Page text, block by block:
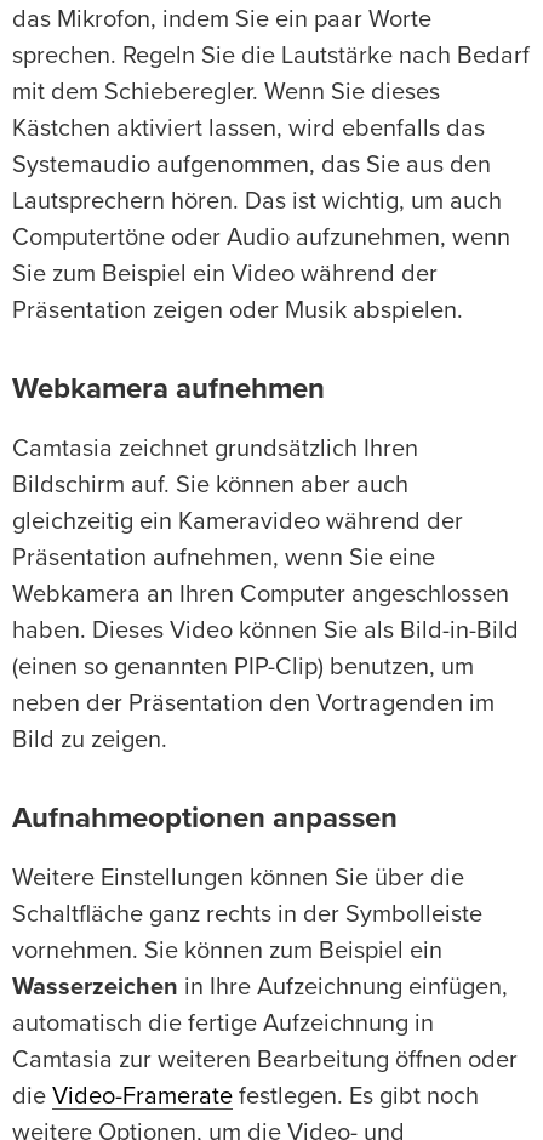
das Mikrofon, indem Sie ein paar Worte
sprechen. Regeln Sie die Lautstärke nach Bedarf
mit dem Schieberegler. Wenn Sie dieses
Kästchen aktiviert lassen, wird ebenfalls das
Systemaudio aufgenommen, das Sie aus den
Lautsprechern hören. Das ist wichtig, um auch
Computertöne oder Audio aufzunehmen, wenn
Sie zum Beispiel ein Video während der
Präsentation zeigen oder Musik abspielen.
Webkamera aufnehmen
Camtasia zeichnet grundsätzlich Ihren
Bildschirm auf. Sie können aber auch
gleichzeitig ein Kameravideo während der
Präsentation aufnehmen, wenn Sie eine
Webkamera an Ihren Computer angeschlossen
haben. Dieses Video können Sie als Bild-in-Bild
(einen so genannten PIP-Clip) benutzen, um
neben der Präsentation den Vortragenden im
Bild zu zeigen.
Aufnahmeoptionen anpassen
Weitere Einstellungen können Sie über die
Schaltfläche ganz rechts in der Symbolleiste
vornehmen. Sie können zum Beispiel ein
Wasserzeichen in Ihre Aufzeichnung einfügen,
automatisch die fertige Aufzeichnung in
Camtasia zur weiteren Bearbeitung öffnen oder
die Video-Framerate festlegen. Es gibt noch
weitere Optionen, um die Video- und